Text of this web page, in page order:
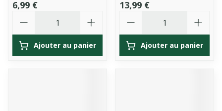
6,99 €
Ajouter au panier
13,99 €
Ajouter au panier